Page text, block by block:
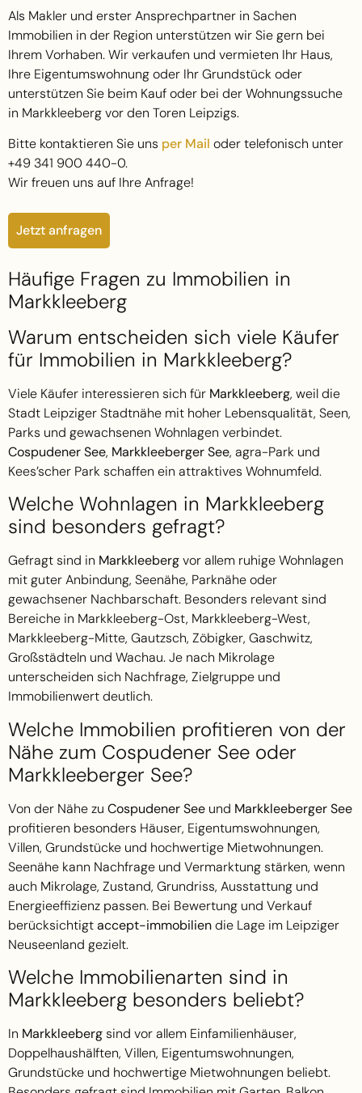
Als Makler und erster Ansprechpartner in Sachen
Immobilien in der Region unterstützen wir Sie gern bei
Ihrem Vorhaben. Wir verkaufen und vermieten Ihr Haus,
Ihre Eigentumswohnung oder Ihr Grundstück oder
unterstützen Sie beim Kauf oder bei der Wohnungssuche
in Markkleeberg vor den Toren Leipzigs.
Bitte kontaktieren Sie uns per Mail oder telefonisch unter
+49 341 900 440-0.
Wir freuen uns auf Ihre Anfrage!
Jetzt anfragen
Häufige Fragen zu Immobilien in
Markkleeberg
Warum entscheiden sich viele Käufer
für Immobilien in Markkleeberg?
Viele Käufer interessieren sich für Markkleeberg, weil die
Stadt Leipziger Stadtnähe mit hoher Lebensqualität, Seen,
Parks und gewachsenen Wohnlagen verbindet.
Cospudener See, Markkleeberger See, agra-Park und
Kees’scher Park schaffen ein attraktives Wohnumfeld.
Welche Wohnlagen in Markkleeberg
sind besonders gefragt?
Gefragt sind in Markkleebergvor allem ruhige Wohnlagen
mit guter Anbindung, Seenähe, Parknähe oder
gewachsener Nachbarschaft. Besonders relevant sind
Bereiche in Markkleeberg-Ost, Markkleeberg-West,
Markkleeberg-Mitte, Gautzsch, Zöbigker, Gaschwitz,
Großstädteln und Wachau. Je nach Mikrolage
unterscheiden sich Nachfrage, Zielgruppe und
Immobilienwert deutlich.
Welche Immobilien profitieren von der
Nähe zum Cospudener See oder
Markkleeberger See?
Von der Nähe zu Cospudener See und Markkleeberger See
profitieren besonders Häuser, Eigentumswohnungen,
Villen, Grundstücke und hochwertige Mietwohnungen.
Seenähe kann Nachfrage und Vermarktung stärken, wenn
auch Mikrolage, Zustand, Grundriss, Ausstattung und
Energieeffizienz passen. Bei Bewertung und Verkauf
berücksichtigtaccept-immobiliendie Lage im Leipziger
Neuseenland gezielt.
Welche Immobilienarten sind in
Markkleeberg besonders beliebt?
In Markkleebergsind vor allem Einfamilienhäuser,
Doppelhaushälften, Villen, Eigentumswohnungen,
Grundstücke und hochwertige Mietwohnungen beliebt.